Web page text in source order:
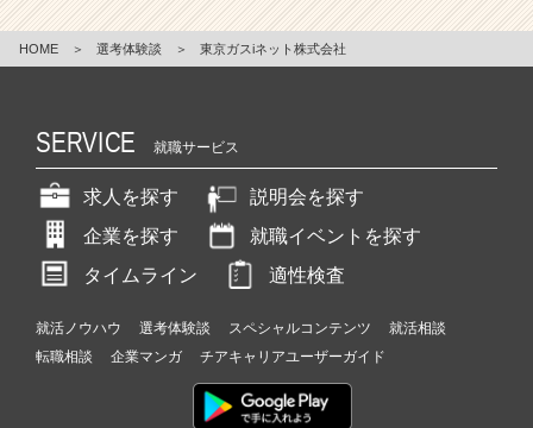
HOME ＞ 選考体験談 ＞ 東京ガスiネット株式会社
SERVICE 就職サービス
求人を探す
説明会を探す
企業を探す
就職イベントを探す
タイムライン
適性検査
就活ノウハウ 選考体験談 スペシャルコンテンツ
就活相談
転職相談
企業マンガ チアキャリアユーザーガイド